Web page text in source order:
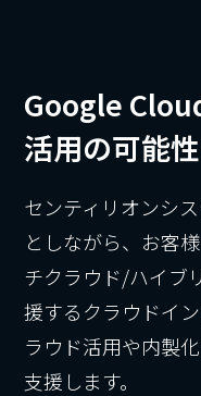
Google
活用の可能
センティリオンシ
としながら、お客
チクラウド/ハイブ
援するクラウドイ
ラウド活用や内製
支援します。